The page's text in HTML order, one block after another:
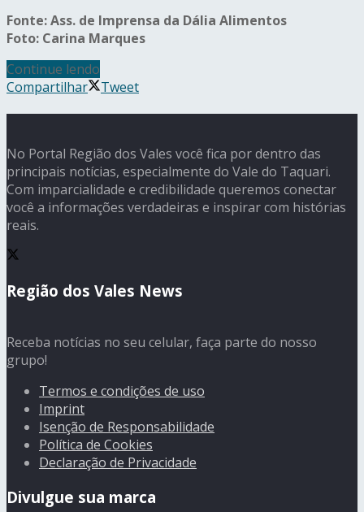
Fonte: Ass. de Imprensa da Dália Alimentos
Foto: Carina Marques
Continue lendo
Compartilhar
Tweet
No Portal Região dos Vales você fica por dentro das
principais notícias, especialmente do Vale do Taquari.
Com imparcialidade e credibilidade queremos conectar
você a informações verdadeiras e inspirar com histórias
reais.
Região dos Vales News
Receba notícias no seu celular, faça parte do nosso
grupo!
Termos e condições de uso
Imprint
Isenção de Responsabilidade
Política de Cookies
Declaração de Privacidade
Divulgue sua marca